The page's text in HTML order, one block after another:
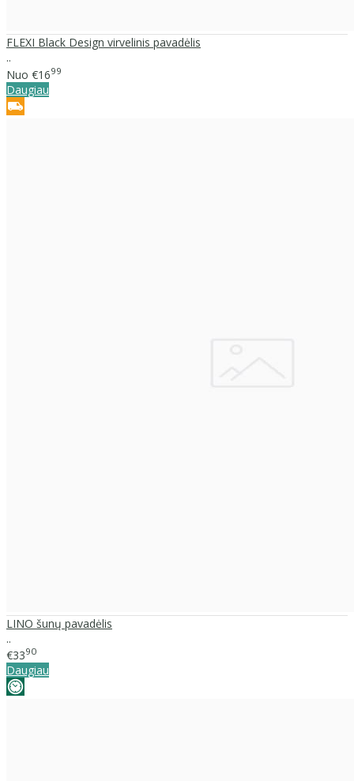
FLEXI Black Design virvelinis pavadėlis
..
Nuo €1699
Daugiau
LINO šunų pavadėlis
..
€3390
Daugiau